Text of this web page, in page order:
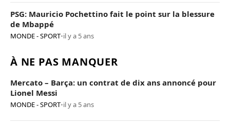
PSG: Mauricio Pochettino fait le point sur la blessure
de Mbappé
MONDE - SPORT•il y a 5 ans
À NE PAS MANQUER
Mercato – Barça: un contrat de dix ans annoncé pour
Lionel Messi
MONDE - SPORT•il y a 5 ans